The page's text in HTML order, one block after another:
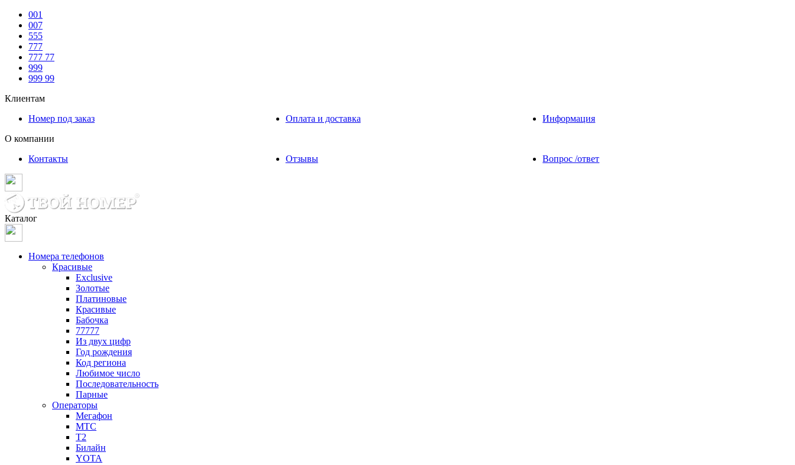
001
007
555
777
777 77
999
999 99
Клиентам
Номер под заказ
Оплата и доставка
Информация
О компании
Контакты
Отзывы Вопрос /ответ
Каталог
Номера телефонов
Красивые
Exclusive
Золотые
Платиновые
Красивые
Бабочка
77777
Из двух цифр
Год рождения
Код региона
Любимое число
Последовательность
Парные
Операторы
Мегафон
МТС
Т2
Билайн
YOTA